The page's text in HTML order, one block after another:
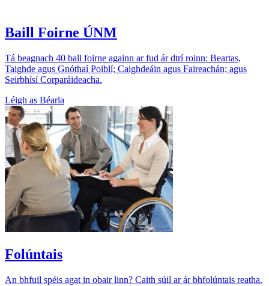
Baill Foirne ÚNM
Tá beagnach 40 ball foirne againn ar fud ár dtrí roinn: Beartas,
Taighde agus Gnóthaí Poiblí; Caighdeáin agus Faireachán; agus
Seirbhísí Corparáideacha.
Léigh as Béarla
Folúntais
An bhfuil spéis agat in obair linn? Caith súil ar ár bhfolúntais reatha.